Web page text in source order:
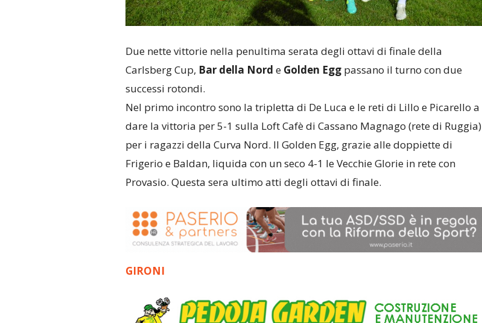
Due nette vittorie nella penultima serata degli ottavi di finale della
Carlsberg Cup, Bar della Nord e Golden Eggpassano il turno con due
successi rotondi.
Nel primo incontro sono la tripletta di De Luca e le reti di Lillo e Picarello a
dare la vittoria per 5-1 sulla Loft Cafè di Cassano Magnago (rete di Ruggia)
per i ragazzi della Curva Nord. Il Golden Egg, grazie alle doppiette di
Frigerio e Baldan, liquida con un seco 4-1 le Vecchie Glorie in rete con
Provasio. Questa sera ultimo atti degli ottavi di finale.
GIRONI